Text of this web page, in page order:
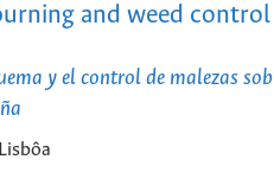
and weed
y el control de malezas